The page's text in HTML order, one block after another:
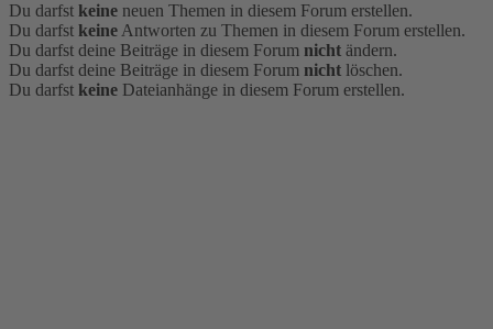
Du darfst keine neuen Themen in diesem Forum erstellen.
Du darfst keine Antworten zu Themen in diesem Forum erstellen.
Du darfst deine Beiträge in diesem Forum nicht ändern.
Du darfst deine Beiträge in diesem Forum nicht löschen.
Du darfst keine Dateianhänge in diesem Forum erstellen.